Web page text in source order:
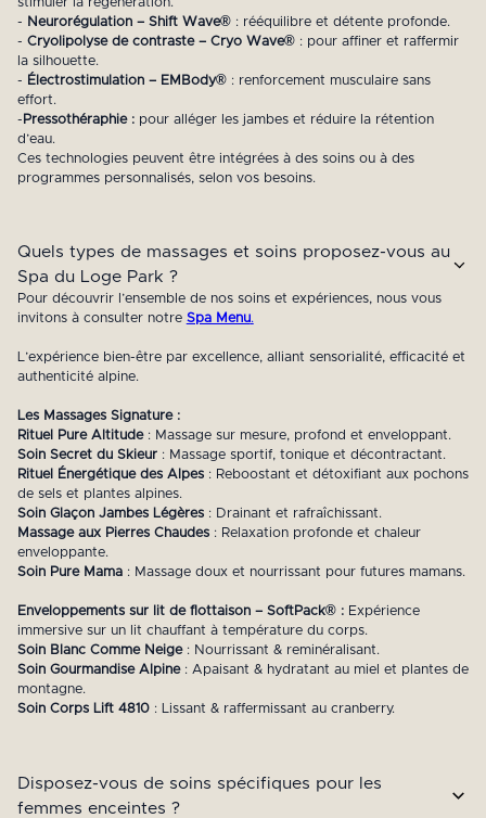
stimuler la régénération.
- Neurorégulation – Shift Wave®: rééquilibre et détente profonde.
- Cryolipolyse de contraste – Cryo Wave®: pour affiner et raffermir
la silhouette.
- Électrostimulation – EMBody®: renforcement musculaire sans
effort.
- Pressothéraphie : pour alléger les jambes et réduire la rétention
d’eau.
Ces technologies peuvent être intégrées à des soins ou à des
programmes personnalisés, selon vos besoins.
Quels types de massages et soins proposez-vous au
Spa du Loge Park ?
Pour découvrir l’ensemble de nos soins et expériences, nous vous
invitons à consulter notre Spa Menu.
L’expérience bien-être par excellence, alliant sensorialité, efficacité et
authenticité alpine.
Les Massages Signature :
Rituel Pure Altitude: Massage sur mesure, profond et enveloppant.
Soin Secret du Skieur: Massage sportif, tonique et décontractant.
Rituel Énergétique des Alpes: Reboostant et détoxifiant aux pochons
de sels et plantes alpines.
Soin Glaçon Jambes Légères: Drainant et rafraîchissant.
Massage aux Pierres Chaudes: Relaxation profonde et chaleur
enveloppante.
Soin Pure Mama: Massage doux et nourrissant pour futures mamans.
Enveloppements sur lit de flottaison – SoftPack® : Expérience
immersive sur un lit chauffant à température du corps.
Soin Blanc Comme Neige: Nourrissant & reminéralisant.
Soin Gourmandise Alpine: Apaisant & hydratant au miel et plantes de
montagne.
Soin Corps Lift 4810: Lissant & raffermissant au cranberry.
Disposez-vous de soins spécifiques pour les
femmes enceintes ?